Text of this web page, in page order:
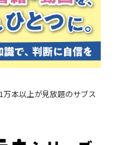
本以上が見放題のサブス